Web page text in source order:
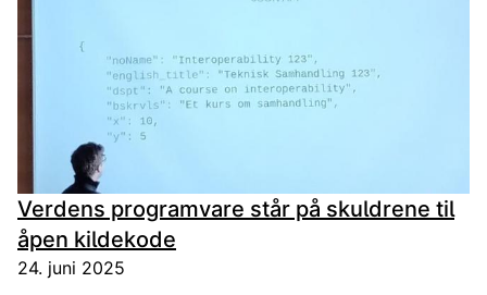
Verdens programvare står på skuldrene til
åpen kildekode
24. juni 2025